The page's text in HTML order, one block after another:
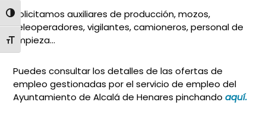
ALTERNAR ALTO CONTRASTE
ALTERNAR TAMAÑO DE LETRA
Solicitamos auxiliares de producción, mozos,
teleoperadores, vigilantes, camioneros, personal de
limpieza…
Puedes consultar los detalles de las ofertas de
empleo gestionadas por el servicio de empleo del
Ayuntamiento de Alcalá de Henares pinchandoaquí.